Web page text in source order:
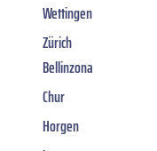
Wettingen
Zürich
Bellinzona
Chur
Horgen